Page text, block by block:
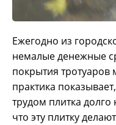
Ежегодно из
немалые денежные
покрытия
практика
трудом плитка долго
что эту плитку